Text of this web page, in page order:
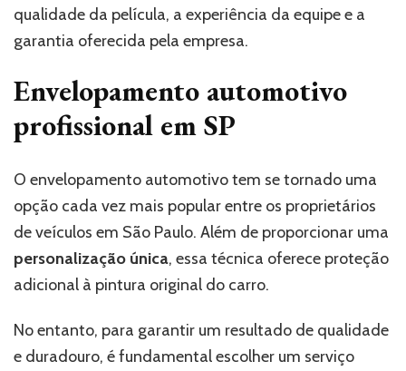
qualidade da película, a experiência da equipe e a
garantia oferecida pela empresa.
Envelopamento automotivo
profissional em SP
O envelopamento automotivo tem se tornado uma
opção cada vez mais popular entre os proprietários
de veículos em São Paulo. Além de proporcionar uma
personalização única, essa técnica oferece proteção
adicional à pintura original do carro.
No entanto, para garantir um resultado de qualidade
e duradouro, é fundamental escolher um serviço